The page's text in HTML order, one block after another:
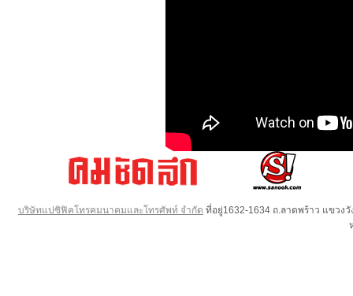
บริษัทแปซิฟิคโทรคมนาคมและโทรศัพท์ จำกัด ที่อยู่1632-1634 ถ.ลาดพร้าว แขวง